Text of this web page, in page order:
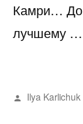
Камри…
лучшему …
Написано
Ilya Karlichuk